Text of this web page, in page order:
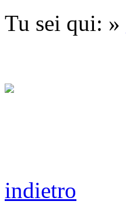
Tu sei qui: »
indietro